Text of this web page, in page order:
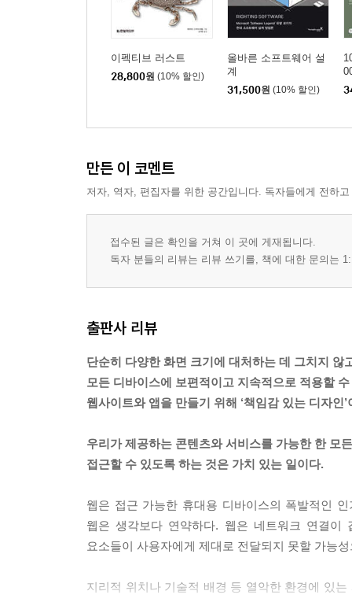
이펙티브 러스트
28,800원 (10% 할인)
올바른 소프트웨어 설
계
31,500원 (10% 할인)
만든 이 코멘트
저자, 역자, 편집자를 위한 공간입니다. 독자들에게 전하
접수된 글은 확인을 거쳐 이 곳에 게재됩니다.
독자 분들의 리뷰는 리뷰 쓰기를, 책에 대한 문의는
출판사 리뷰
단순히 다양한 화면 크기에 대처하는 데 그치지 않
모든 디바이스에 보편적이고 지속적으로 적용할
웹사이트와 앱을 만들기 위해 ‘책임감 있는 디자인
우리가 제공하는 콘텐츠와 서비스를 가능한 한 모
접근할 수 있도록 하는 것은 가치 있는 일이다.
웹은 접근 가능한 휴대용 디바이스의 폭발적인
웹은 생각보다 연약하다. 웹은 네트워크 연결
요소들이 사용자에게 제대로 전달되지 못할 가능
지리적 위치나 기술적 배경 등 열악한 환경에 있